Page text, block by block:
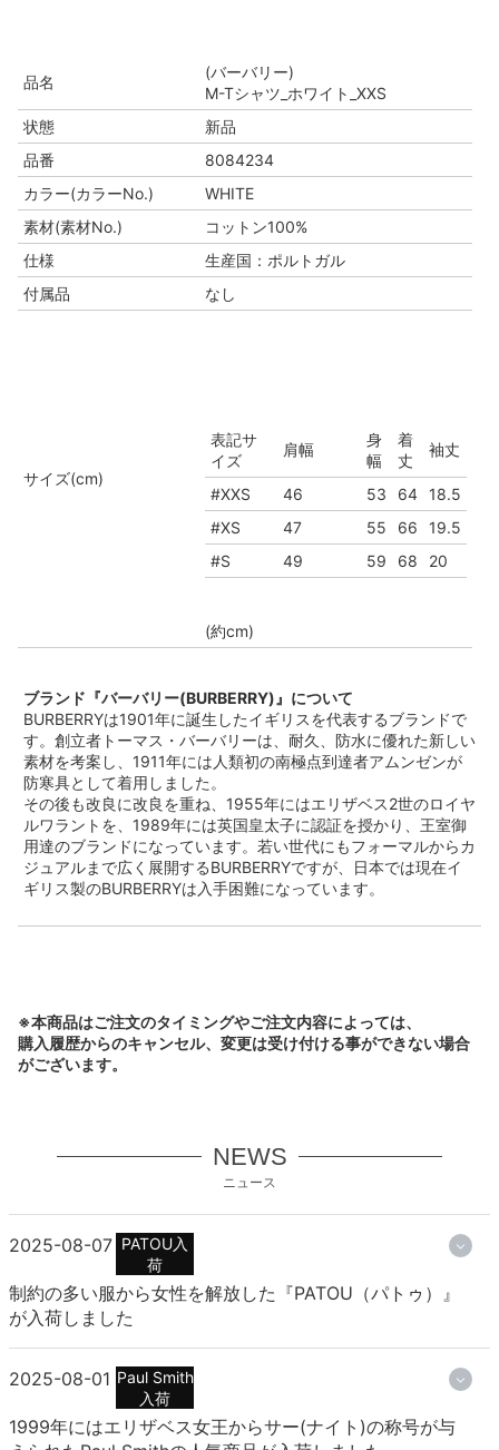
品名
(バーバリー)
M-Tシャツ_ホワイト_XXS
状態
新品
品番
8084234
カラー(カラーNo.)
WHITE
素材(素材No.)
コットン100%
仕様
生産国：ポルトガル
付属品
なし
サイズ(cm)
表記サ
イズ
肩幅
身
幅
着
丈
袖丈
#XXS 46 53 64
18.5
#XS
47 55 66
19.5
#S
49 59 68 20
(約cm)
ブランド『バーバリー(BURBERRY)』について
BURBERRYは1901年に誕生したイギリスを代表するブランドで
す。創立者トーマス・バーバリーは、耐久、防水に優れた新しい
素材を考案し、1911年には人類初の南極点到達者アムンゼンが
防寒具として着用しました。
その後も改良に改良を重ね、1955年にはエリザベス2世のロイヤ
ルワラントを、1989年には英国皇太子に認証を授かり、王室御
用達のブランドになっています。若い世代にもフォーマルからカ
ジュアルまで広く展開するBURBERRYですが、日本では現在イ
ギリス製のBURBERRYは入手困難になっています。
※本商品はご注文のタイミングやご注文内容によっては、
購入履歴からのキャンセル、変更は受け付ける事ができない場合
がございます。
NEWS
ニュース
2025-08-07 PATOU入
荷
制約の多い服から女性を解放した『PATOU（パトゥ）』
が入荷しました
2025-08-01 Paul Smith
入荷
1999年にはエリザベス女王からサー(ナイト)の称号が与